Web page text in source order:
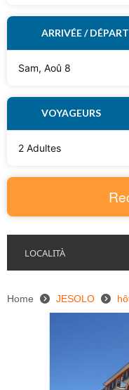
ARRIVÉE / DÉPART
Sam, Aoû 8
VOYAGEURS
2 Adultes
LOCALITÀ
Home JESOLO